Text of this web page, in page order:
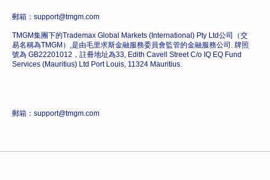
郵箱：support@tmgm.com
TMGM集團下的Trademax Global Markets (International) Pty Ltd公司（交
易名稱為TMGM）,是由毛里求斯金融服務委員會監管的金融服務公司. 牌照
號為 GB22201012，註冊地址為33, Edith Cavell Street C/o IQ EQ Fund
Services (Mauritius) Ltd Port Louis, 11324 Mauritius.
郵箱：support@tmgm.com